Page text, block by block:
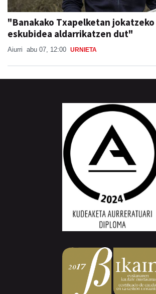
"Banakako Txapelketan
eskubidea aldarrikatzen dut"
Aiurri abu 07, 12:00 URNIETA